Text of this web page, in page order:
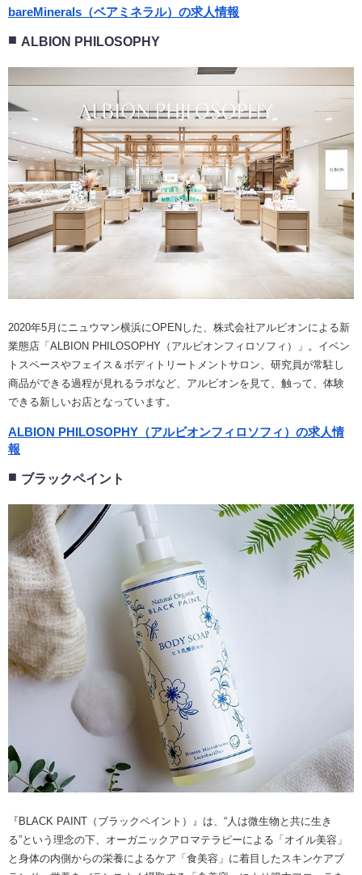
bareMinerals（ベアミネラル）の求人情報
ALBION PHILOSOPHY
2020年5月にニュウマン横浜にOPENした、株式会社アルビオンによる新
業態店「ALBION PHILOSOPHY（アルビオンフィロソフィ）」。イベン
トスペースやフェイス＆ボディトリートメントサロン、研究員が常駐し
商品ができる過程が見れるラボなど、アルビオンを見て、触って、体験
できる新しいお店となっています。
ALBION PHILOSOPHY（アルビオンフィロソフィ）の求人情
報
ブラックペイント
『BLACK PAINT（ブラックペイント）』は、“人は微生物と共に生き
る”という理念の下、オーガニックアロマテラピーによる「オイル美容」
と身体の内側からの栄養によるケア「食美容」に着目したスキンケアブ